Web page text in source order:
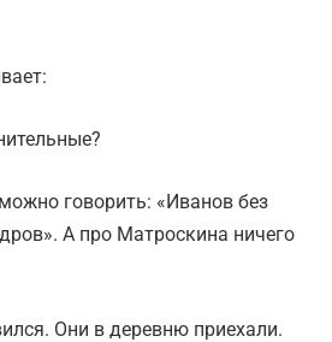
говорить: «Иванов без
А про Матроскина ничего
Они в деревню приехали.